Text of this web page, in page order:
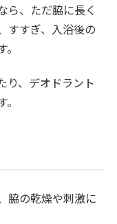
ら、ただ脇に長く
すすぎ、入浴後の
り、デオドラント
脇の乾燥や刺激に